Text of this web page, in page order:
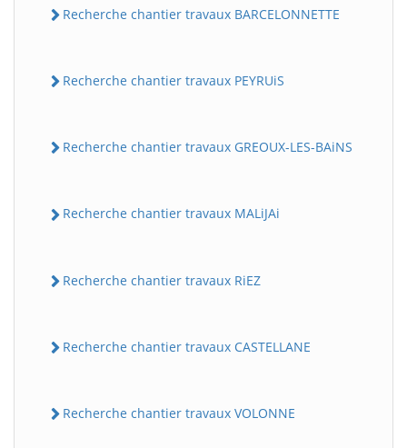
Recherche chantier travaux BARCELONNETTE
Recherche chantier travaux PEYRUiS
Recherche chantier travaux GREOUX-LES-BAiNS
Recherche chantier travaux MALiJAi
Recherche chantier travaux RiEZ
Recherche chantier travaux CASTELLANE
Recherche chantier travaux VOLONNE